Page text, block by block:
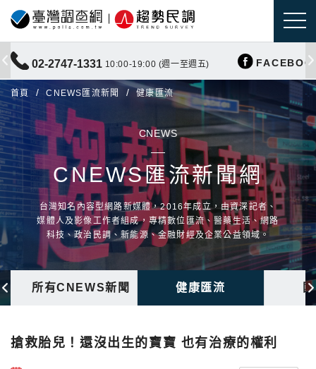
02-2747-1331 10:00-19:00 (週一至週五)
首頁 CNEWS匯流新聞 健康匯流
CNEWS
CNEWS匯流新聞網
台灣知名內容型網路新媒體，2016年成立，由資深記者、
媒體人及影像工作者組成，專精數位匯流、醫藥生活、網路
科技、政治民調、新能源、金融財經及企業公益領域。
所有CNEWS新聞 健康匯流
搶救胎兒！還沒出生的寶寶 也有治療的權利